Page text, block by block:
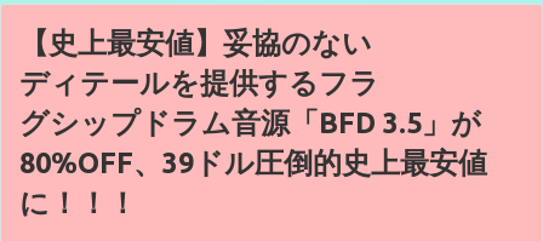
【史上最安値】妥協のない
ディテールを提供するフラ
グシップドラム音源「BFD 3.5」が
80%OFF、39ドル圧倒的史上最安値
に！！！